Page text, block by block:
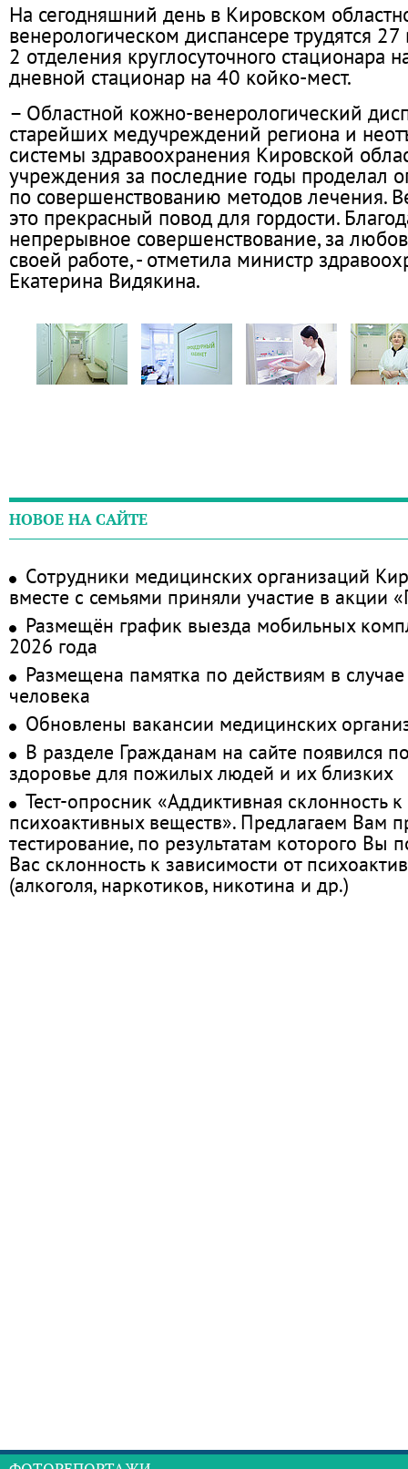
На сегодняшний день в Кировском
венерологическом диспансере трудятся
2 отделения круглосуточного стационара
дневной стационар на 40 койко-мест.
– Областной кожно-венерологический
старейших медучреждений региона и
системы здравоохранения Кировской
учреждения за последние годы проделал
по совершенствованию методов лечения.
это прекрасный повод для гордости.
непрерывное совершенствование, за
своей работе, - отметила министр
Екатерина Видякина.
НОВОЕ НА САЙТЕ
Сотрудники медицинских организаций
вместе с семьями приняли участие в акции
Размещён график выезда мобильных
2026 года
Размещена памятка по действиям в
человека
Обновлены вакансии медицинских
В разделе Гражданам на сайте появился
здоровье для пожилых людей и их близких
Тест-опросник «Аддиктивная склонность
психоактивных веществ». Предлагаем Вам
тестирование, по результатам которого Вы
Вас склонность к зависимости от
(алкоголя, наркотиков, никотина и др.)